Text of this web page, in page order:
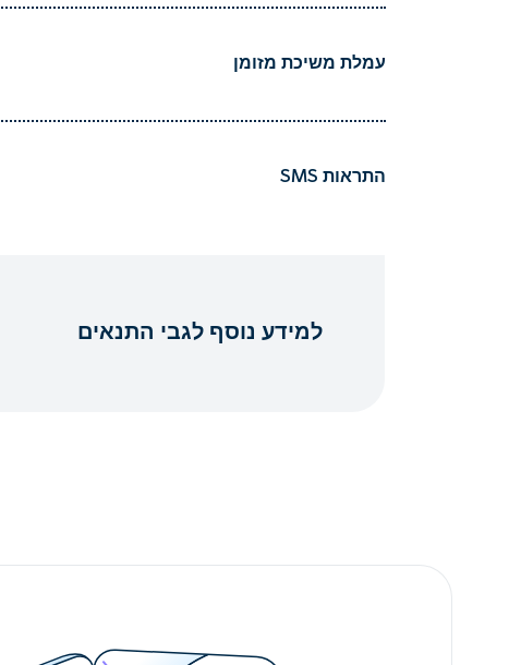
עמלת משיכת מזומן
התראות SMS
למידע נוסף לגבי התנאים